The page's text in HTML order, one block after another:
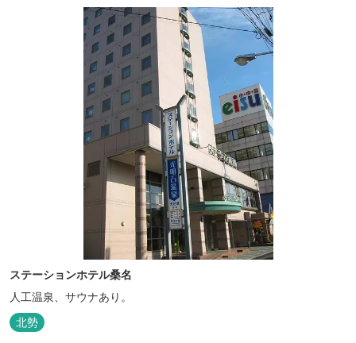
ステーションホテル桑名
人工温泉、サウナあり。
北勢